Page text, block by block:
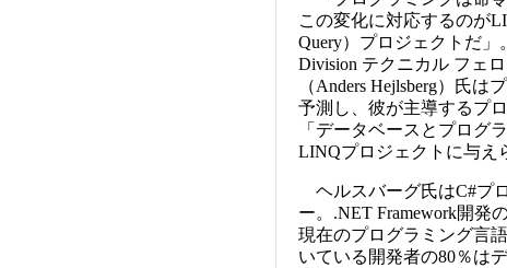
この変化に対応するのが
Query）プロジェクトだ」
Division テクニカル フェ
（Anders Hejlsberg）氏
予測し、彼が主導するプ
「データベースとプログ
LINQプロジェクトに与え
ヘルスバーグ氏はC#プ
ー。.NET Framework開発
現在のプログラミング言
いている開発者の80％は